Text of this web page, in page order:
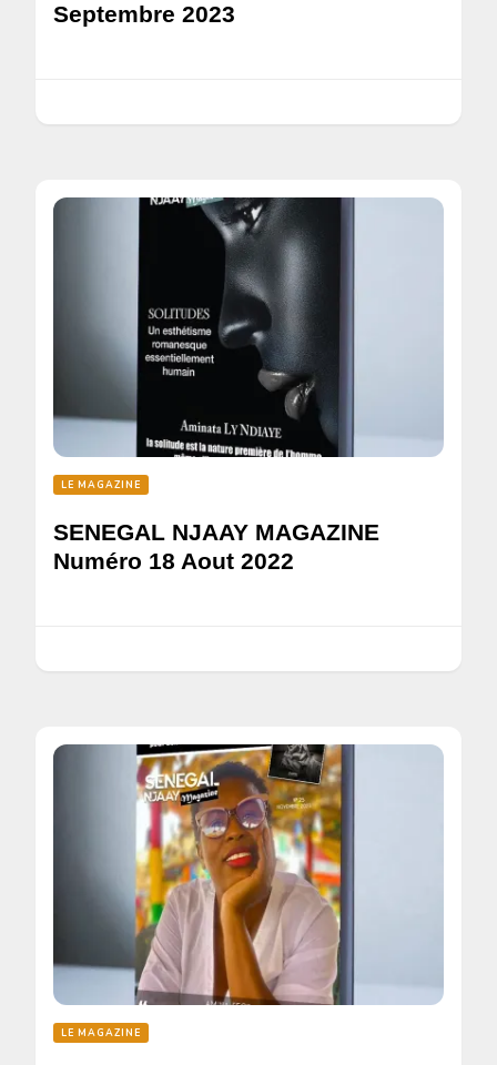
Septembre 2023
LE MAGAZINE
SENEGAL NJAAY MAGAZINE
Numéro 18 Aout 2022
LE MAGAZINE